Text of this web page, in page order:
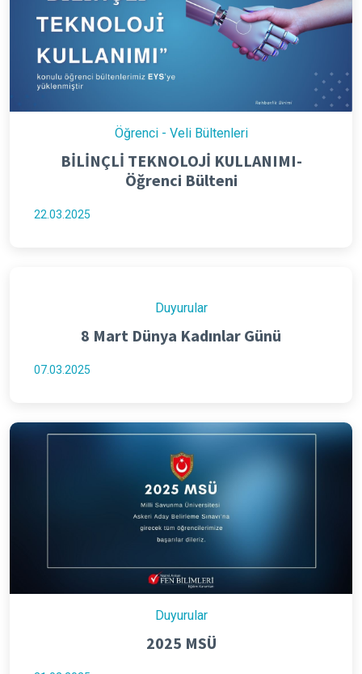
Öğrenci - Veli Bültenleri
BİLİNÇLİ TEKNOLOJİ KULLANIMI-
Öğrenci Bülteni
22.03.2025
Duyurular
8 Mart Dünya Kadınlar Günü
07.03.2025
Duyurular
2025 MSÜ